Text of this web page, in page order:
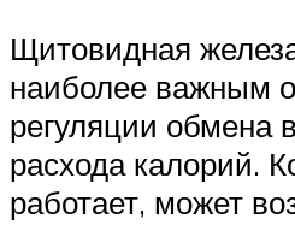
Щитовидная
наиболее важным
регуляции обмена
расхода калорий.
работает, может